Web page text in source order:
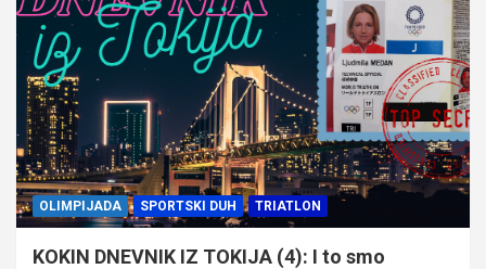
OLIMPIJADA SPORTSKI DUH TRIATLON
KOKIN DNEVNIK IZ TOKIJA (4): I to smo